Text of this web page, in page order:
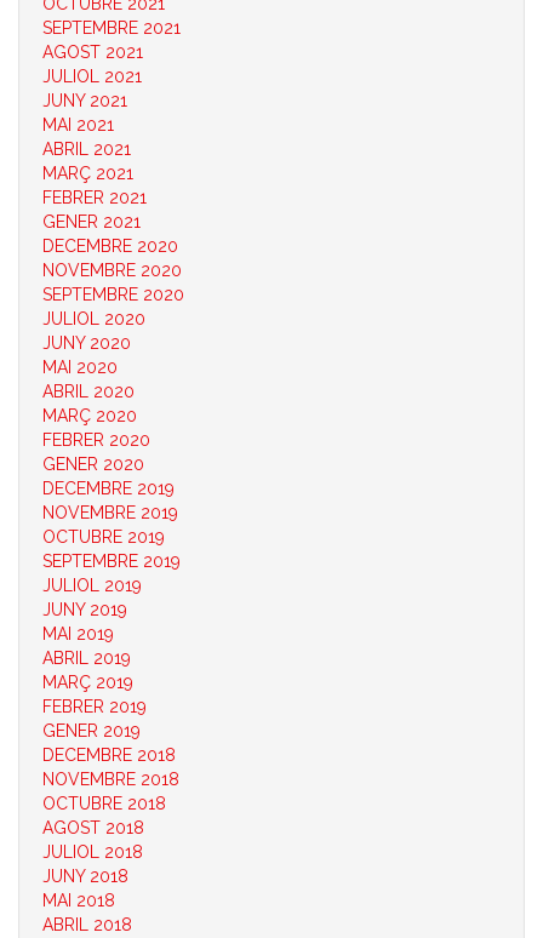
OCTUBRE 2021
SEPTEMBRE 2021
AGOST 2021
JULIOL 2021
JUNY 2021
MAI 2021
ABRIL 2021
MARÇ 2021
FEBRER 2021
GENER 2021
DECEMBRE 2020
NOVEMBRE 2020
SEPTEMBRE 2020
JULIOL 2020
JUNY 2020
MAI 2020
ABRIL 2020
MARÇ 2020
FEBRER 2020
GENER 2020
DECEMBRE 2019
NOVEMBRE 2019
OCTUBRE 2019
SEPTEMBRE 2019
JULIOL 2019
JUNY 2019
MAI 2019
ABRIL 2019
MARÇ 2019
FEBRER 2019
GENER 2019
DECEMBRE 2018
NOVEMBRE 2018
OCTUBRE 2018
AGOST 2018
JULIOL 2018
JUNY 2018
MAI 2018
ABRIL 2018